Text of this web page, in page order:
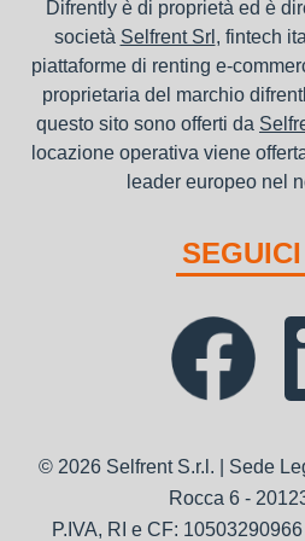
Difrently è di proprietà ed è
società Selfrent Srl , fintech
piattaforme di renting e-
proprietaria del marchio
questo sito sono offerti da
locazione operativa viene
leader europeo nel
© 2026 Selfrent S.r.l. | Sede
Rocca 6 -
P.IVA, RI e CF: